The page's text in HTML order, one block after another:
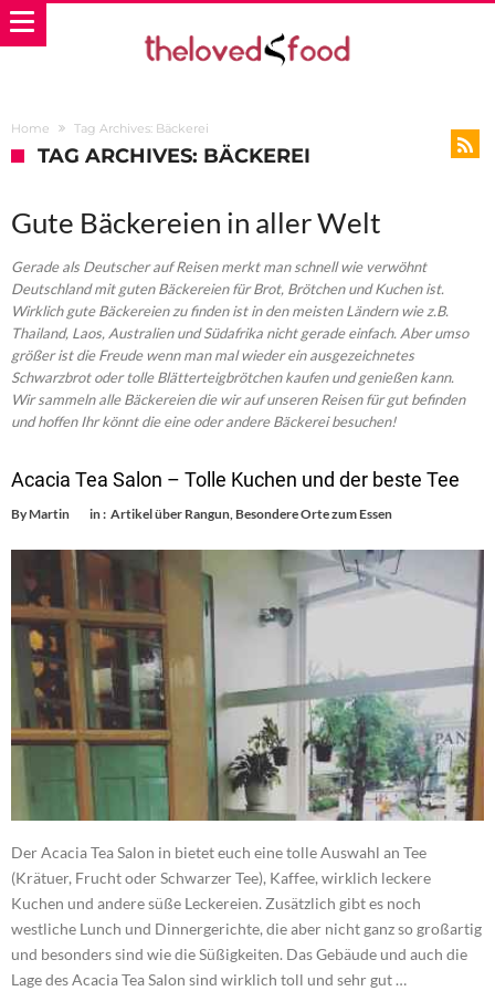
Home Tag Archives: Bäckerei
TAG ARCHIVES: BÄCKEREI
Gute Bäckereien in aller Welt
Gerade als Deutscher auf Reisen merkt man schnell wie verwöhnt
Deutschland mit guten Bäckereien für Brot, Brötchen und Kuchen ist.
Wirklich gute Bäckereien zu finden ist in den meisten Ländern wie z.B.
Thailand, Laos, Australien und Südafrika nicht gerade einfach. Aber umso
größer ist die Freude wenn man mal wieder ein ausgezeichnetes
Schwarzbrot oder tolle Blätterteigbrötchen kaufen und genießen kann.
Wir sammeln alle Bäckereien die wir auf unseren Reisen für gut befinden
und hoffen Ihr könnt die eine oder andere Bäckerei besuchen!
Acacia Tea Salon – Tolle Kuchen und der beste Tee
ByMartin in : Artikel über Rangun,Besondere Orte zum Essen
Der Acacia Tea Salon in bietet euch eine tolle Auswahl an Tee
(Krätuer, Frucht oder Schwarzer Tee), Kaffee, wirklich leckere
Kuchen und andere süße Leckereien. Zusätzlich gibt es noch
westliche Lunch und Dinnergerichte, die aber nicht ganz so großartig
und besonders sind wie die Süßigkeiten. Das Gebäude und auch die
Lage des Acacia Tea Salon sind wirklich toll und sehr gut …